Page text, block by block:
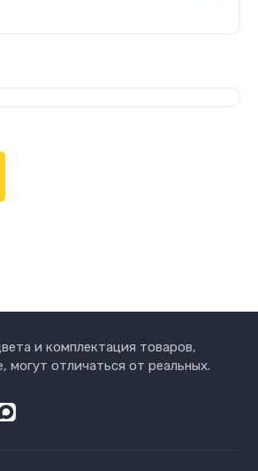
и комплектация товаров,
могут отличаться от реальных.